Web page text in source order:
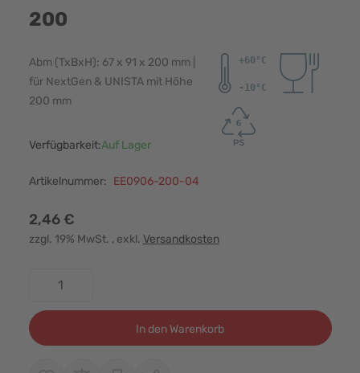
200
Abm (TxBxH): 67 x 91 x 200 mm |
für NextGen & UNISTA mit Höhe
200 mm
Verfügbarkeit:Auf Lager
Artikelnummer: EE0906-200-04
2,46 €
zzgl. 19% MwSt. , exkl. Versandkosten
In den Warenkorb